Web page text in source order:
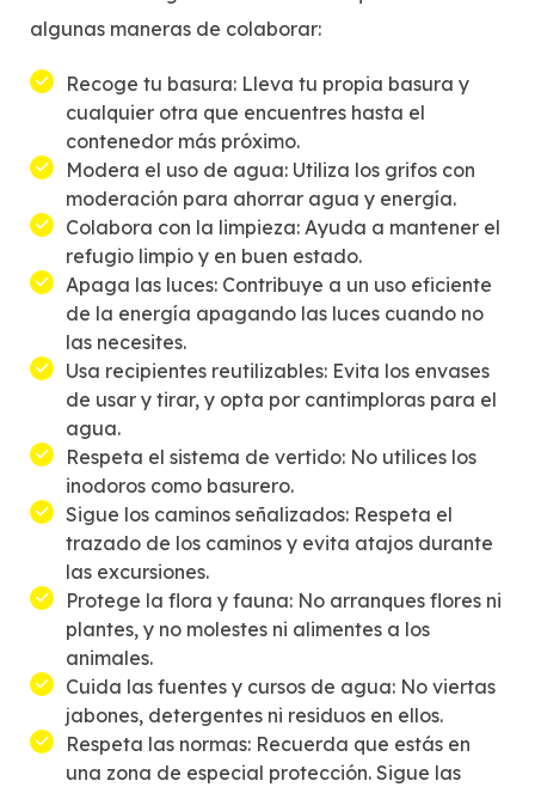
algunas maneras de colaborar:
Recoge tu basura: Lleva tu propia basura y
cualquier otra que encuentres hasta el
contenedor más próximo.
Modera el uso de agua: Utiliza los grifos con
moderación para ahorrar agua y energía.
Colabora con la limpieza: Ayuda a mantener el
refugio limpio y en buen estado.
Apaga las luces: Contribuye a un uso eficiente
de la energía apagando las luces cuando no
las necesites.
Usa recipientes reutilizables: Evita los envases
de usar y tirar, y opta por cantimploras para el
agua.
Respeta el sistema de vertido: No utilices los
inodoros como basurero.
Sigue los caminos señalizados: Respeta el
trazado de los caminos y evita atajos durante
las excursiones.
Protege la flora y fauna: No arranques flores ni
plantes, y no molestes ni alimentes a los
animales.
Cuida las fuentes y cursos de agua: No viertas
jabones, detergentes ni residuos en ellos.
Respeta las normas: Recuerda que estás en
una zona de especial protección. Sigue las